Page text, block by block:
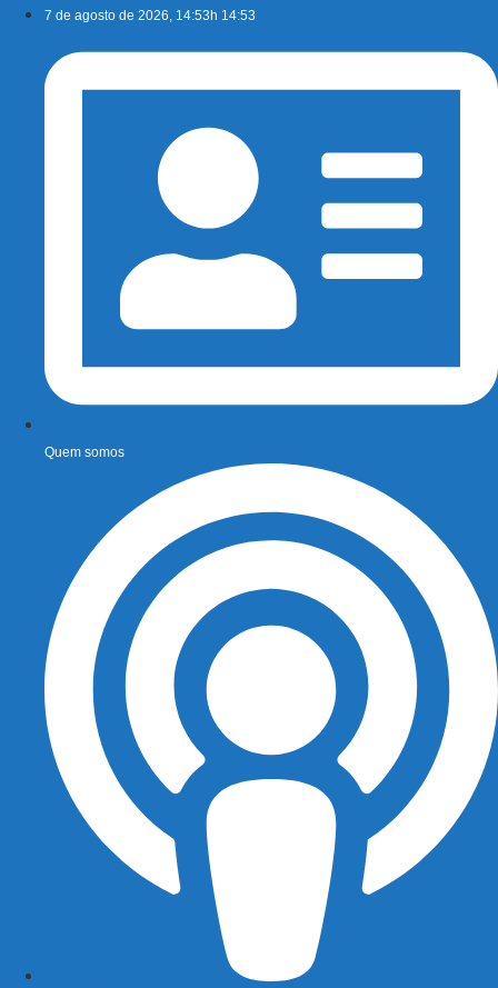
conteúdo
7 de agosto de 2026, 14:53h 14:53
Quem somos